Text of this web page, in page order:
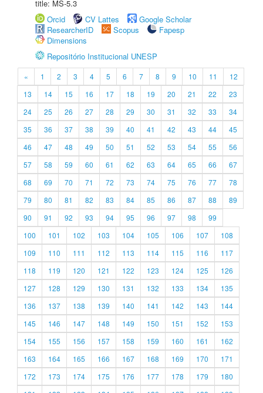
title: MS-5.3
Orcid
CV Lattes
Google Scholar
ResearcherID
Scopus
Fapesp
Dimensions
Repositório Institucional UNESP
« 1 2 3 4 5 6 7 8 9 10 11
12
13
14 15 16 17 18 19 20 21 22
23
24
25 26 27 28 29 30 31 32 33
34
35
36 37 38 39 40 41 42 43 44
45
46
47 48 49 50 51 52 53 54 55
56
57
58 59 60 61 62 63 64 65 66
67
68
69 70 71 72 73 74 75 76 77
78
79
80 81 82 83 84 85 86 87 88
89
90
91 92 93 94 95 96 97 98
99
100
101 102 103 104 105 106 107
108
109
110 111 112 113 114 115 116
117
118
119 120 121 122 123 124 125
126
127
128 129 130 131 132 133 134
135
136
137 138 139 140 141 142 143
144
145
146 147 148 149 150 151 152
153
154
155 156 157 158 159 160 161
162
163
164 165 166 167 168 169 170
171
172
173 174 175 176 177 178 179
180